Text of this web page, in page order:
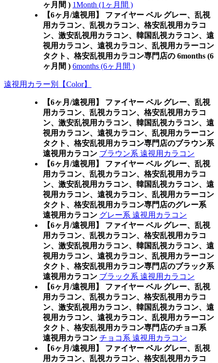
ヶ月間 ) 1Month (1ヶ月間 )
【6ヶ月/遠視用】 ファイヤー ベル グレー、乱視
用カラコン、乱視カラコン、格安乱視用カラコ
ン、激安乱視用カラコン、韓国乱視カラコン、遠
視用カラコン、遠視カラコン、乱視用カラーコン
タクト、格安乱視用カラコン専門店の 6months (6
ヶ月間 ) 6months (6ヶ月間 )
遠視用カラー別【Color】
【6ヶ月/遠視用】 ファイヤー ベル グレー、乱視
用カラコン、乱視カラコン、格安乱視用カラコ
ン、激安乱視用カラコン、韓国乱視カラコン、遠
視用カラコン、遠視カラコン、乱視用カラーコン
タクト、格安乱視用カラコン専門店のブラウン系
遠視用カラコン ブラウン系 遠視用カラコン
【6ヶ月/遠視用】 ファイヤー ベル グレー、乱視
用カラコン、乱視カラコン、格安乱視用カラコ
ン、激安乱視用カラコン、韓国乱視カラコン、遠
視用カラコン、遠視カラコン、乱視用カラーコン
タクト、格安乱視用カラコン専門店のグレー系
遠視用カラコン グレー系 遠視用カラコン
【6ヶ月/遠視用】 ファイヤー ベル グレー、乱視
用カラコン、乱視カラコン、格安乱視用カラコ
ン、激安乱視用カラコン、韓国乱視カラコン、遠
視用カラコン、遠視カラコン、乱視用カラーコン
タクト、格安乱視用カラコン専門店のブラック系
遠視用カラコン ブラック系 遠視用カラコン
【6ヶ月/遠視用】 ファイヤー ベル グレー、乱視
用カラコン、乱視カラコン、格安乱視用カラコ
ン、激安乱視用カラコン、韓国乱視カラコン、遠
視用カラコン、遠視カラコン、乱視用カラーコン
タクト、格安乱視用カラコン専門店のチョコ系
遠視用カラコン チョコ系 遠視用カラコン
【6ヶ月/遠視用】 ファイヤー ベル グレー、乱視
用カラコン、乱視カラコン、格安乱視用カラコ